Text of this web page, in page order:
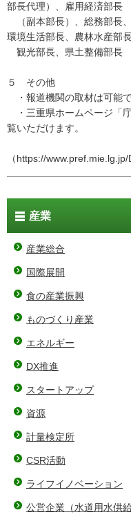
部長代理）、雇用経済部長
（副本部長）、総務部長
環境生活部長、農林水産部長
観光部長、県土整備部長
５ その他
・報道機関の取材は可能
・三重県ホームページ「
覧いただけます。
（https://
産業
産業総合
国際展開
食の産業振興
ものづくり産業
エネルギー
DX推進
スタートアップ
資源
計量検定所
CSR活動
ライフイノベーション
公営企業（水道用水供